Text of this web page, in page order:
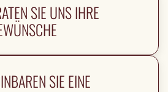
SIE UNS IHRE
SIE EINE